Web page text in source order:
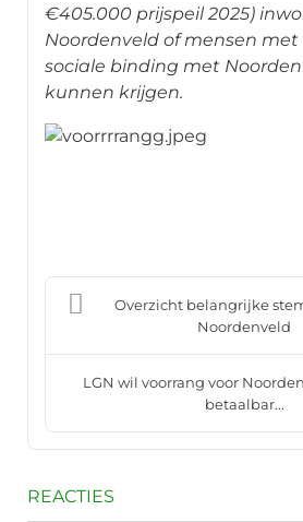
€405.000 prijspeil 2025)
Noordenveld of mensen met
sociale binding met
kunnen krijgen.
Overzicht belangrijke
Noordenveld
LGN wil voorrang voor
betaalbar...
REACTIES